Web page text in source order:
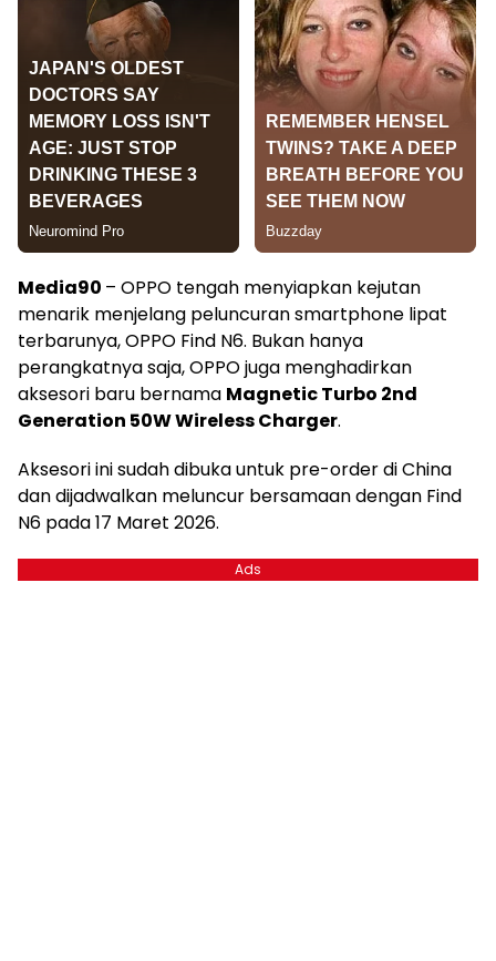
Media90 – OPPO tengah menyiapkan kejutan
menarik menjelang peluncuran smartphone lipat
terbarunya, OPPO Find N6. Bukan hanya
perangkatnya saja, OPPO juga menghadirkan
aksesori baru bernama Magnetic Turbo 2nd
Generation 50W Wireless Charger.
Aksesori ini sudah dibuka untuk pre-order di China
dan dijadwalkan meluncur bersamaan dengan Find
N6 pada 17 Maret 2026.
Ads